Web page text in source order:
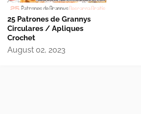
25 Patrones de Grannys
Circulares / Apliques
Crochet
August 02, 2023